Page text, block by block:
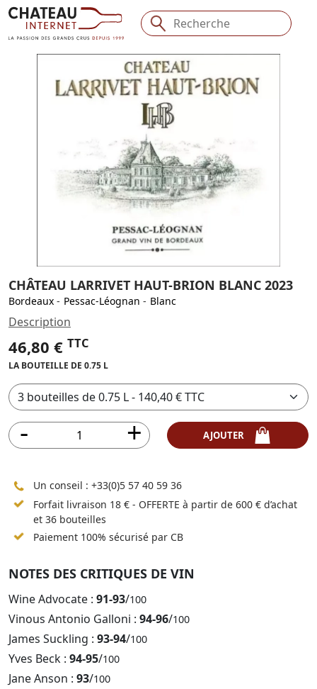
CHÂTEAU LARRIVET HAUT-BRION BLANC 2023
Bordeaux - Pessac-Léognan - Blanc
Description
46,80 € TTC
LA BOUTEILLE DE 0.75 L
Un conseil : +33(0)5 57 40 59 36
Forfait livraison 18 € - OFFERTE à partir de 600 € d’achat
et 36 bouteilles
Paiement 100% sécurisé par CB
NOTES DES CRITIQUES DE VIN
Wine Advocate : 91-93/100
Vinous Antonio Galloni : 94-96/100
James Suckling : 93-94/100
Yves Beck : 94-95/100
Jane Anson : 93/100